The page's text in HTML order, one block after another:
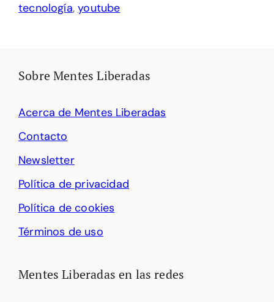
tecnología,youtube
Sobre Mentes Liberadas
Acerca de Mentes Liberadas
Contacto
Newsletter
Política de privacidad
Política de cookies
Términos de uso
Mentes Liberadas en las redes